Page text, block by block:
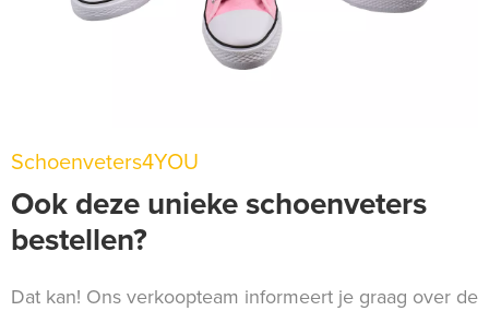
Schoenveters4YOU
Ook deze unieke schoenveters
bestellen?
Dat kan! Ons verkoopteam informeert je graag over de